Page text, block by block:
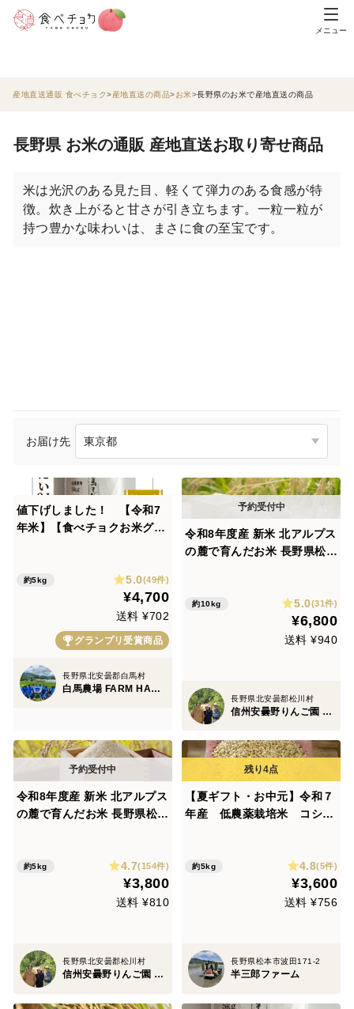
メニュー
産地直送通販 食べチョク 産地直送の商品 お米 長野県のお米で産地直送の商品
長野県 お米の通販 産地直送お取り寄せ商品
米は光沢のある見た目、軽くて弾力のある食感が特
徴。炊き上がると甘さが引き立ちます。一粒一粒が
持つ豊かな味わいは、まさに食の至宝です。
お届け先
値下げしました！ 【令和7
年米】【食べチョクお米グラ
ゆうだい２１(5kg) 令和3年
度～特別優秀賞を連続受
賞！！ お米 もっちり粒の大
約5kg 5.0(49件)
¥4,700
送料 ¥702
グランプリ受賞商品
長野県北安曇郡白馬村
白馬農場 FARM HAKUBA
令和8年度産 新米 北アルプス
の麓で育んだお米 長野県松川
文承ります※
約10kg 5.0(31件)
¥6,800
送料 ¥940
長野県北安曇郡松川村
信州安曇野りんご園 浅野農園
令和8年度産 新米 北アルプス
の麓で育んだお米 長野県松川
約5kg 4.7(154件)
¥3,800
送料 ¥810
長野県北安曇郡松川村
信州安曇野りんご園 浅野農園
【夏ギフト・お中元】令和７
年産 低農薬栽培米 コシヒ
約5kg 4.8(5件)
¥3,600
送料 ¥756
長野県松本市波田171-2
半三郎ファーム